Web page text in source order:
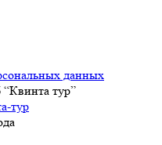
данных
тур”